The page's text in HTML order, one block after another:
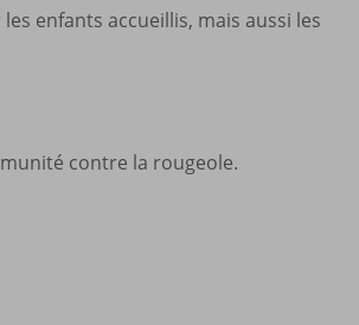
enfants accueillis, mais aussi les
contre la rougeole.